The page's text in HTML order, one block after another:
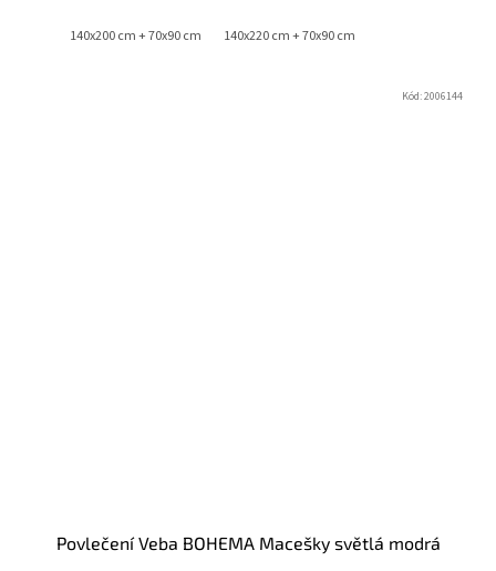
140x200 cm + 70x90 cm 140x220 cm + 70x90 cm
Povlečení Veba BOHEMA Macešky světlá modrá
Kód:2006144